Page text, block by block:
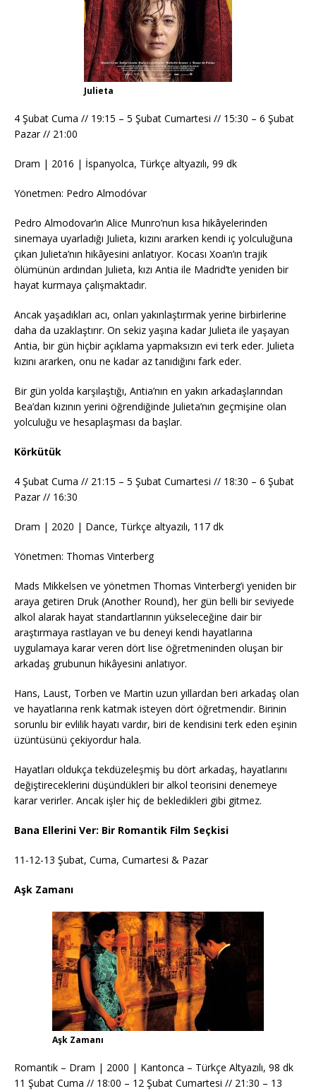
Julieta
4 Şubat Cuma // 19:15 – 5 Şubat Cumartesi // 15:30 – 6 Şubat
Pazar // 21:00
Dram | 2016 | İspanyolca, Türkçe altyazılı, 99 dk
Yönetmen: Pedro Almodóvar
Pedro Almodovar’ın Alice Munro’nun kısa hikâyelerinden
sinemaya uyarladığı Julieta, kızını ararken kendi iç yolculuğuna
çıkan Julieta’nın hikâyesini anlatıyor. Kocası Xoan’ın trajik
ölümünün ardından Julieta, kızı Antia ile Madrid’te yeniden bir
hayat kurmaya çalışmaktadır.
Ancak yaşadıkları acı, onları yakınlaştırmak yerine birbirlerine
daha da uzaklaştırır. On sekiz yaşına kadar Julieta ile yaşayan
Antia, bir gün hiçbir açıklama yapmaksızın evi terk eder. Julieta
kızını ararken, onu ne kadar az tanıdığını fark eder.
Bir gün yolda karşılaştığı, Antia’nın en yakın arkadaşlarından
Bea’dan kızının yerini öğrendiğinde Julieta’nın geçmişine olan
yolculuğu ve hesaplaşması da başlar.
Körkütük
4 Şubat Cuma // 21:15 – 5 Şubat Cumartesi // 18:30 – 6 Şubat
Pazar // 16:30
Dram | 2020 | Dance, Türkçe altyazılı, 117 dk
Yönetmen: Thomas Vinterberg
Mads Mikkelsen ve yönetmen Thomas Vinterberg’i yeniden bir
araya getiren Druk (Another Round), her gün belli bir seviyede
alkol alarak hayat standartlarının yükseleceğine dair bir
araştırmaya rastlayan ve bu deneyi kendi hayatlarına
uygulamaya karar veren dört lise öğretmeninden oluşan bir
arkadaş grubunun hikâyesini anlatıyor.
Hans, Laust, Torben ve Martin uzun yıllardan beri arkadaş olan
ve hayatlarına renk katmak isteyen dört öğretmendir. Birinin
sorunlu bir evlilik hayatı vardır, biri de kendisini terk eden eşinin
üzüntüsünü çekiyordur hala.
Hayatları oldukça tekdüzeleşmiş bu dört arkadaş, hayatlarını
değiştireceklerini düşündükleri bir alkol teorisini denemeye
karar verirler. Ancak işler hiç de bekledikleri gibi gitmez.
Bana Ellerini Ver: Bir Romantik Film Seçkisi
11-12-13 Şubat, Cuma, Cumartesi & Pazar
Aşk Zamanı
Aşk Zamanı
Romantik – Dram | 2000 | Kantonca – Türkçe Altyazılı, 98 dk
11 Şubat Cuma // 18:00 – 12 Şubat Cumartesi // 21:30 – 13